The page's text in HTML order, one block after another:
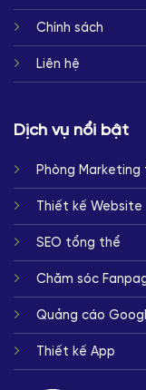
Chính sách
Liên hệ
Dịch vụ nổi bật
Phòng Marketing
Thiết kế Website
SEO tổng thể
Chăm sóc
Quảng cáo
Thiết kế App